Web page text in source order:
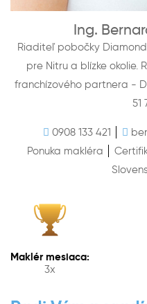
Ing.
Riaditeľ pobočky
pre Nitru a blízke okolie.
franchízového partnera -
51
0908 133 421
Ponuka makléra
Maklér mesiaca:
3x